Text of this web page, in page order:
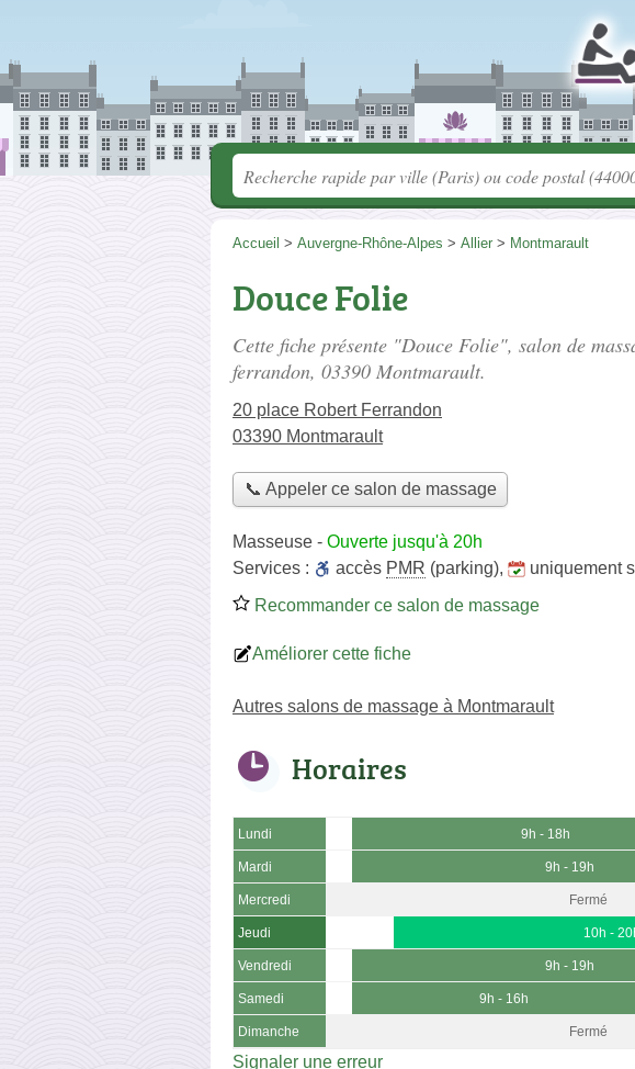
Accueil > Auvergne-Rhône-Alpes > Allier > Montmarault
Douce Folie
Cette fiche présente "Douce Folie", salon de
ferrandon, 03390 Montmarault.
20 place Robert Ferrandon
03390 Montmarault
📞 Appeler ce salon de massage
Masseuse - Ouverte jusqu'à 20h
Services :
accès PMR (parking), uniquement
Recommander ce salon de massage
Améliorer cette fiche
Autres salons de massage à Montmarault
Horaires
Lundi 9h - 18h
Mardi 9h - 19h
Mercredi Fermé
Jeudi 10h -
Vendredi 9h - 19h
Samedi 9h - 16h
Dimanche Fermé
Signaler une erreur